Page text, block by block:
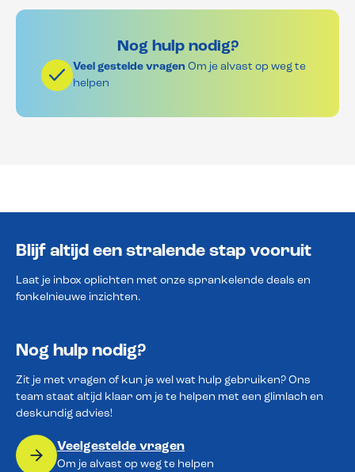
Nog hulp nodig?
Veel gestelde vragen Om je alvast op weg te
helpen
Blijf altijd een stralende stap vooruit
Laat je inbox oplichten met onze sprankelende deals en
fonkelnieuwe inzichten.
Nog hulp nodig?
Zit je met vragen of kun je wel wat hulp gebruiken? Ons
team staat altijd klaar om je te helpen met een glimlach en
deskundig advies!
Veelgestelde vragen
Om je alvast op weg te helpen